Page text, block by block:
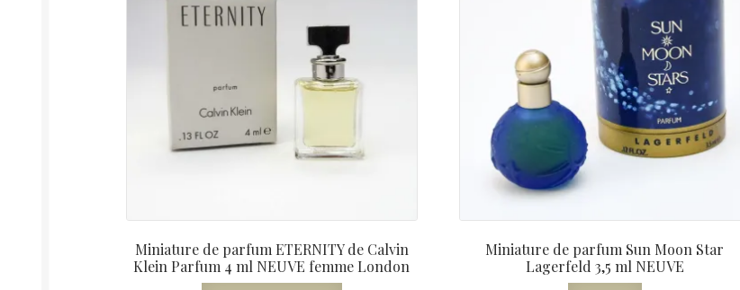
Miniature de parfum ETERNITY de Calvin
Klein Parfum 4 ml NEUVE femme London
Miniature de parfum Sun Moon Star
Lagerfeld 3,5 ml NEUVE